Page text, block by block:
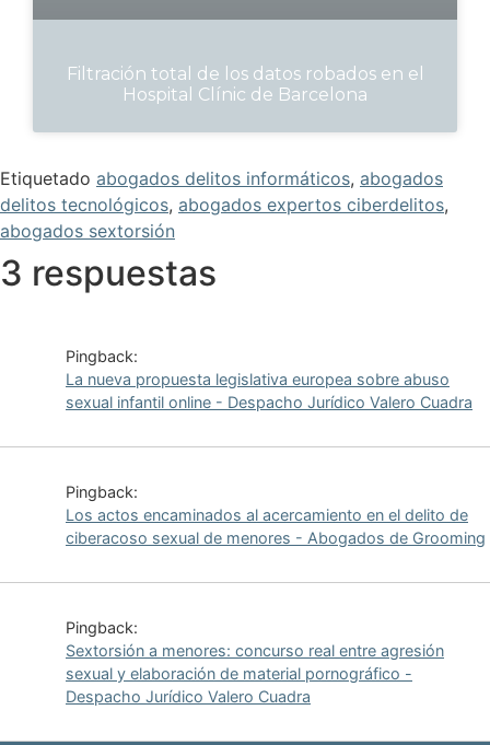
Filtración total de los datos robados en el
Hospital Clínic de Barcelona
Etiquetado abogados delitos informáticos, abogados
delitos tecnológicos, abogados expertos ciberdelitos,
abogados sextorsión
3 respuestas
Pingback:
La nueva propuesta legislativa europea sobre abuso
sexual infantil online - Despacho Jurídico Valero Cuadra
Pingback:
Los actos encaminados al acercamiento en el delito de
ciberacoso sexual de menores - Abogados de Grooming
Pingback:
Sextorsión a menores: concurso real entre agresión
sexual y elaboración de material pornográfico -
Despacho Jurídico Valero Cuadra